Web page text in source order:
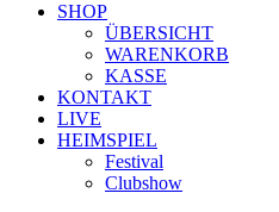
SHOP
ÜBERSICHT
WARENKORB
KASSE
KONTAKT
LIVE
HEIMSPIEL
Festival
Clubshow